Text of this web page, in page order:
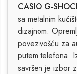
CASIO G-
sa metalnim
dizajnom.
povezivošću za
putem telefona.
savršen je izbor